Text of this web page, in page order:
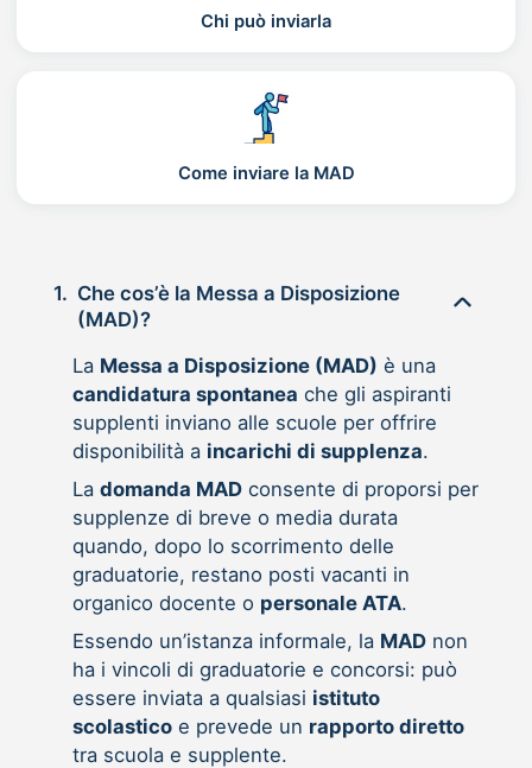
Chi può inviarla
Come inviare la MAD
1. Che cos’è la Messa a Disposizione
(MAD)?
La Messa a Disposizione (MAD) è una
candidatura spontanea che gli aspiranti
supplenti inviano alle scuole per offrire
disponibilità a incarichi di supplenza.
La domanda MADconsente di proporsi per
supplenze di breve o media durata
quando, dopo lo scorrimento delle
graduatorie, restano posti vacanti in
organico docente o personale ATA.
Essendo un’istanza informale, la MADnon
ha i vincoli di graduatorie e concorsi: può
essere inviata a qualsiasi istituto
scolasticoe prevede un rapporto diretto
tra scuola e supplente.